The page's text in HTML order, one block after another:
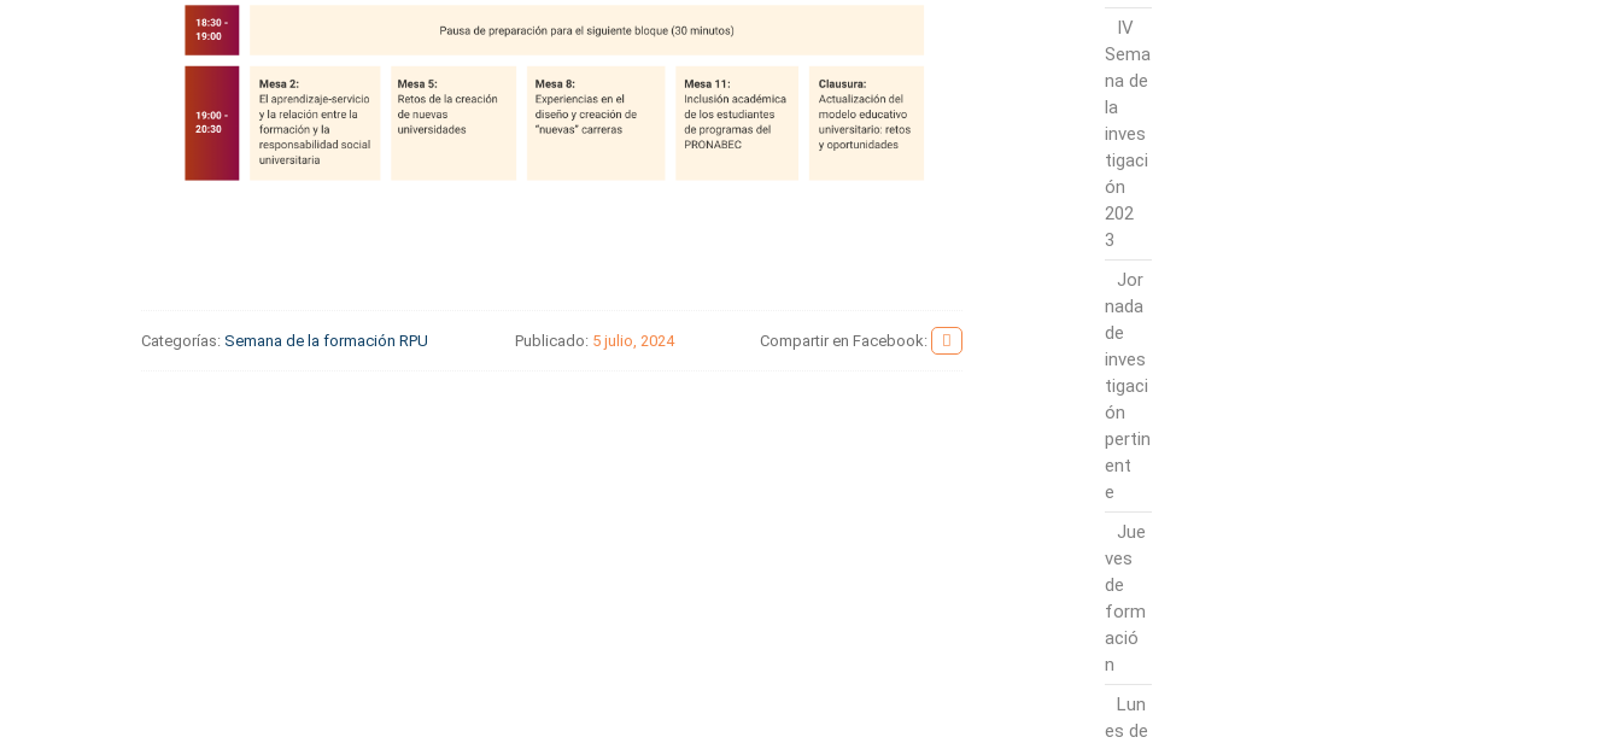
Categorías: Semana de la formación RPU Publicado: 5 julio, 2024 Compartir en Facebook:
IV
Sema
na de
la
inves
tigaci
ón
202
3
Jor
nada
de
inves
tigaci
ón
pertin
ent
e
Jue
ves
de
form
ació
n
Lun
es de